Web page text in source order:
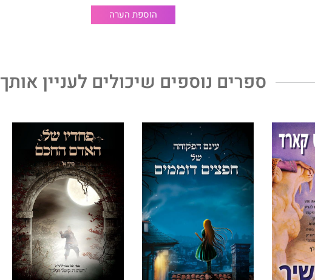
הוספת הערה
ספרים נוספים שיכולים לעניין אותך